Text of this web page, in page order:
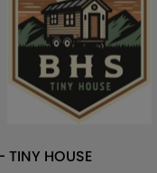
TINY HOUSE